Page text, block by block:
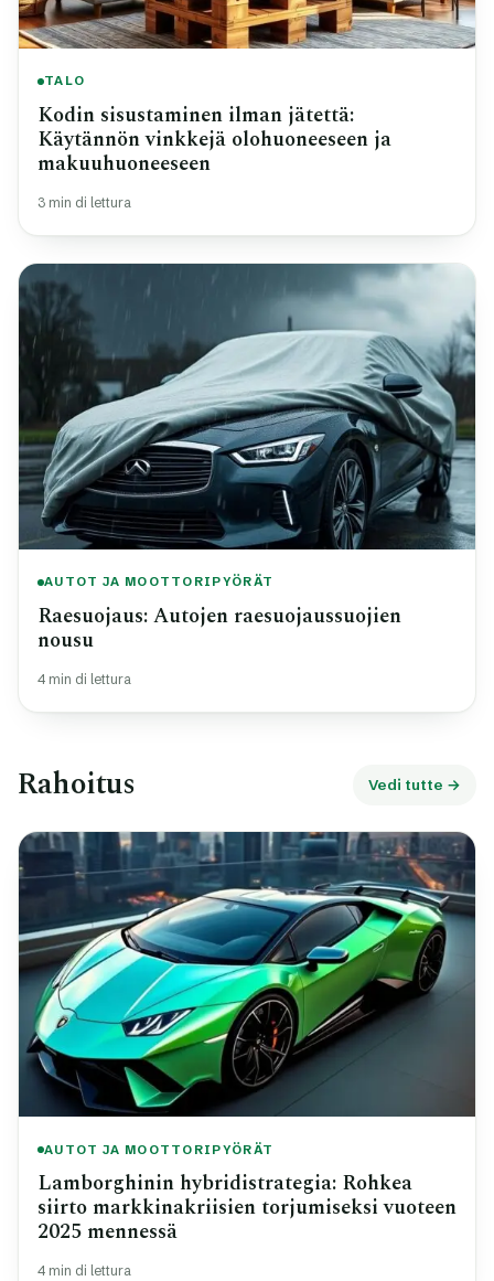
TALO
Kodin sisustaminen ilman jätettä:
Käytännön vinkkejä olohuoneeseen ja
makuuhuoneeseen
3 min di lettura
AUTOT JA MOOTTORIPYÖRÄT
Raesuojaus: Autojen raesuojaussuojien
nousu
4 min di lettura
Rahoitus Vedi tutte →
AUTOT JA MOOTTORIPYÖRÄT
Lamborghinin hybridistrategia: Rohkea
siirto markkinakriisien torjumiseksi vuoteen
2025 mennessä
4 min di lettura